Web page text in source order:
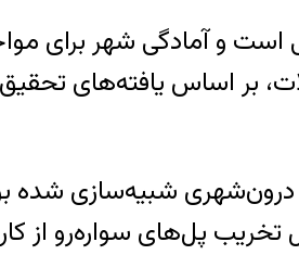
است و آمادگی شهر برای
بر اساس یافته‌های
پل‌های سواره‌رو از